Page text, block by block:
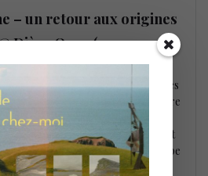
– un retour aux origines
Dièse Onze (29-30 avril)
Rieu propose un retour à ses
premières basées sur un répertoire
source dans les quartettes dits «
piano, contrebasse, batterie et
simples à partir desquels le groupe
ces thématiques pour…